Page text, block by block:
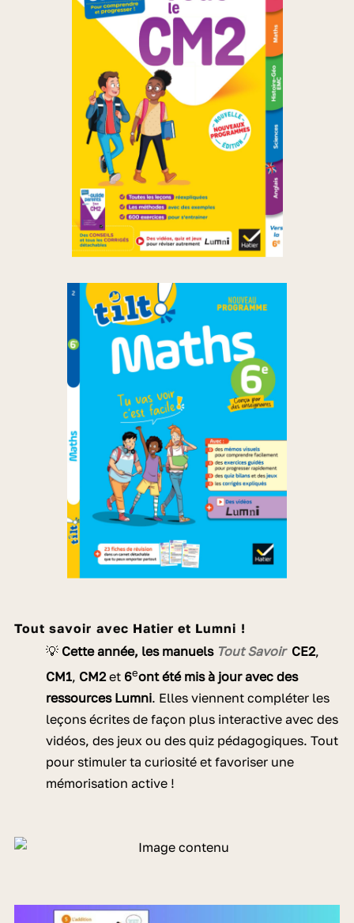
Tout savoir avec Hatier et Lumni !
💡 Cette année, les manuels Tout Savoir CE2,
CM1, CM2et 6eont été mis à jour avec des
ressources Lumni. Elles viennent compléter les
leçons écrites de façon plus interactive avec des
vidéos, des jeux ou des quiz pédagogiques. Tout
pour stimuler ta curiosité et favoriser une
mémorisation active !